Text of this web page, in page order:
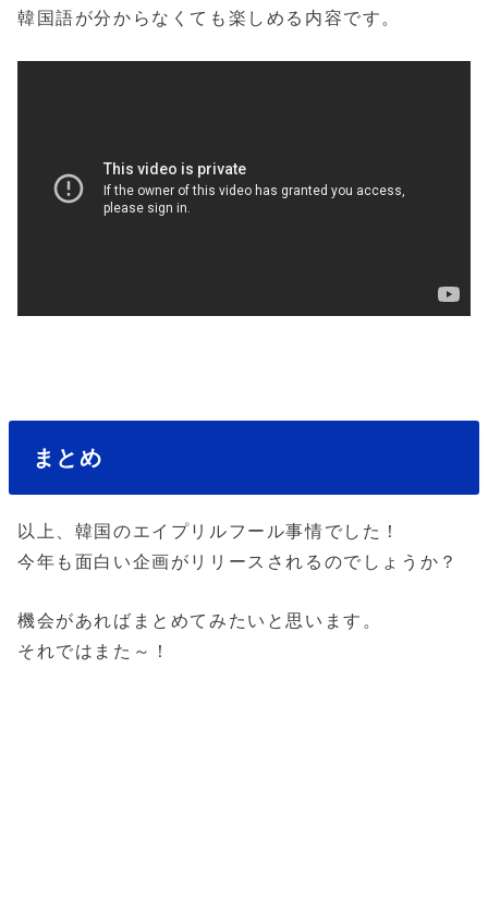
韓国語が分からなくても楽しめる内容です。
まとめ
以上、韓国のエイプリルフール事情でした！
今年も面白い企画がリリースされるのでしょうか？
機会があればまとめてみたいと思います。
それではまた～！